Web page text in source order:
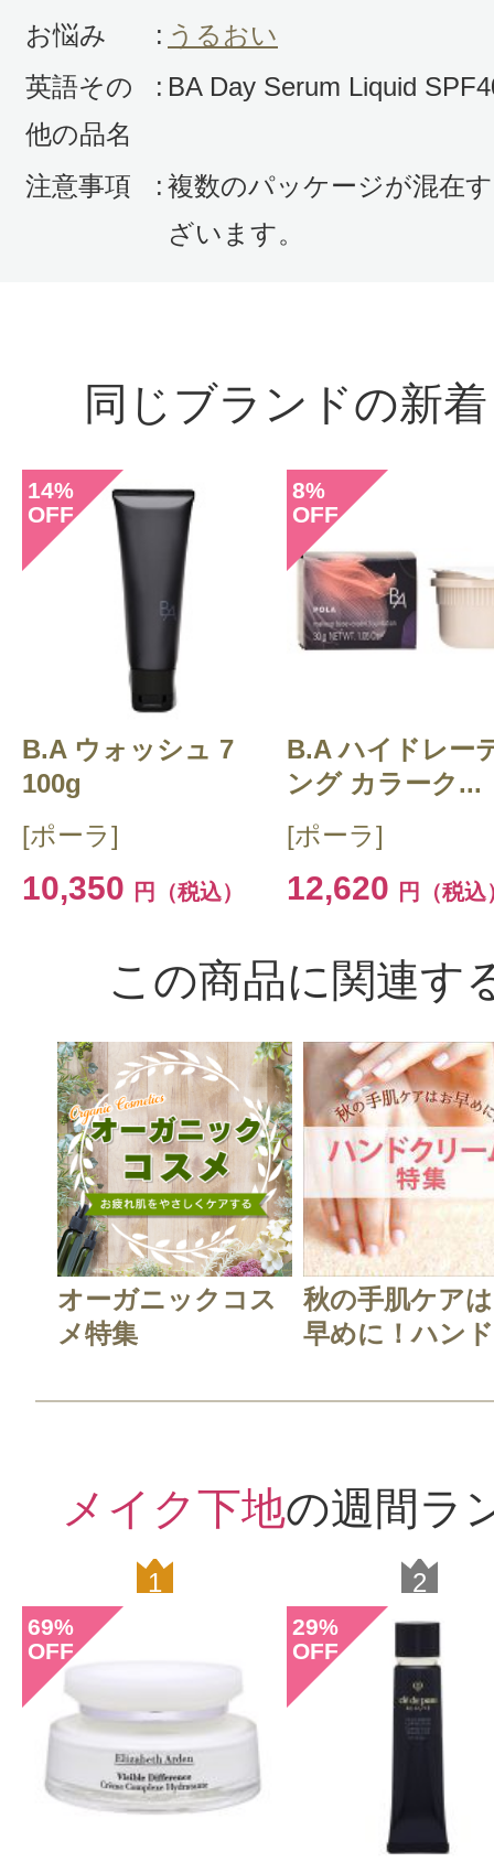
お悩み
: うるおい
英語その
他の品名
: BA Day Serum Liquid
注意事項 : 複数のパッケージが混在
ざいます。
同じブランドの新
14%
OFF
B.A ウォッシュ 7
100g
[ポーラ]
10,350 円（税込）
8%
OFF
B.A ハイドレー
ング カラーク...
[ポーラ]
12,620 円（税込
この商品に関連す
オーガニックコス
メ特集
秋の手肌ケア
早めに！ハン
メイク下地の週間ラ
1
69%
OFF
2
29%
OFF